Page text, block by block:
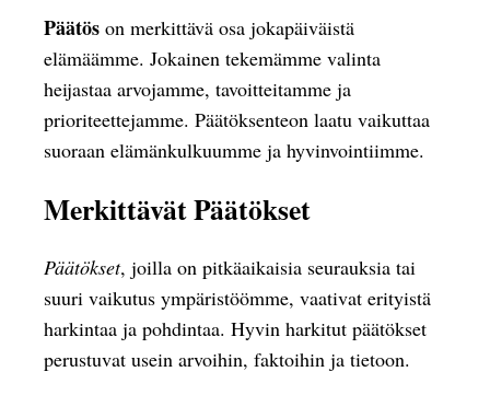
Päätös on merkittävä osa jokapäiväistä
elämäämme. Jokainen tekemämme valinta
heijastaa arvojamme, tavoitteitamme ja
prioriteettejamme. Päätöksenteon laatu vaikuttaa
suoraan elämänkulkuumme ja hyvinvointiimme.
Merkittävät Päätökset
Päätökset, joilla on pitkäaikaisia seurauksia tai
suuri vaikutus ympäristöömme, vaativat erityistä
harkintaa ja pohdintaa. Hyvin harkitut päätökset
perustuvat usein arvoihin, faktoihin ja tietoon.